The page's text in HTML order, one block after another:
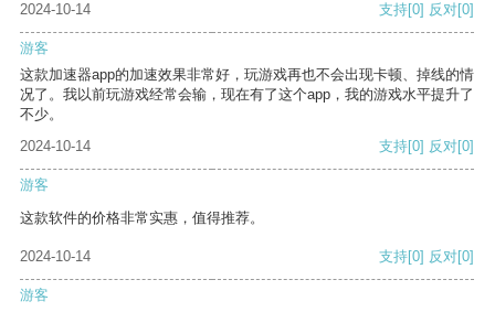
2024-10-14
支持[0] 反对[0]
游客
这款加速器app的加速效果非常好，玩游戏再也不会出现卡顿、掉线的情
况了。我以前玩游戏经常会输，现在有了这个app，我的游戏水平提升了
不少。
2024-10-14
支持[0] 反对[0]
游客
这款软件的价格非常实惠，值得推荐。
2024-10-14 支持[0] 反对[0]
游客